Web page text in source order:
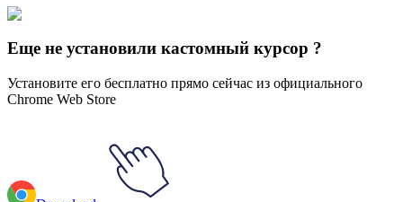
Brands & Logos
Еще не установили кастомный курсор ?
Установите его бесплатно прямо сейчас из официального
Chrome Web Store